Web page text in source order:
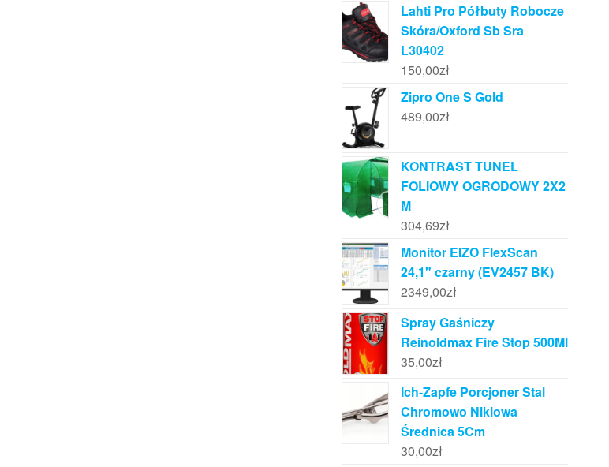
Lahti Pro Półbuty Robocze
Skóra/Oxford Sb Sra
L30402
150,00zł
Zipro One S Gold
489,00zł
KONTRAST TUNEL
FOLIOWY OGRODOWY 2X2
M
304,69zł
Monitor EIZO FlexScan
24,1" czarny (EV2457 BK)
2349,00zł
Spray Gaśniczy
Reinoldmax Fire Stop 500Ml
35,00zł
Ich-Zapfe Porcjoner Stal
Chromowo Niklowa
Średnica 5Cm
30,00zł